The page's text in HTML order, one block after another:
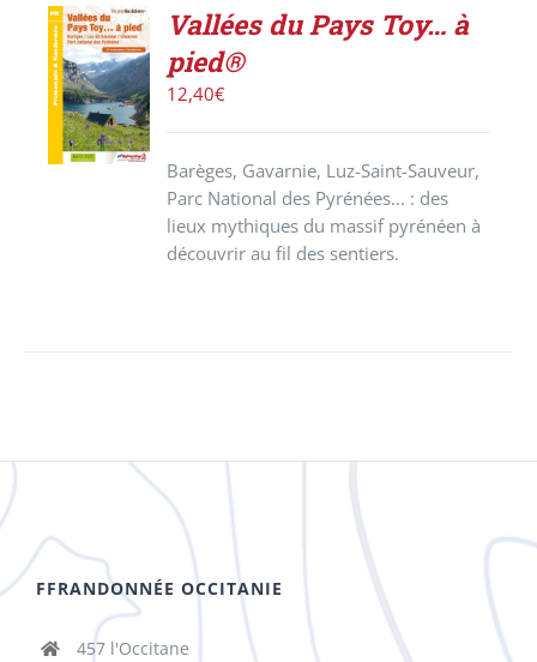
ACHETER
LE
PRODUIT
/
DÉTAILS
Vallées du Pays Toy… à
pied®
12,40€
Barèges, Gavarnie, Luz-Saint-Sauveur,
Parc National des Pyrénées... : des
lieux mythiques du massif pyrénéen à
découvrir au fil des sentiers.
FFRANDONNÉE OCCITANIE
457 l'Occitane